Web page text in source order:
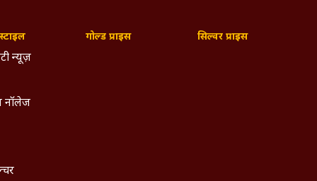
न्यूज़
नॉलेज
गोल्ड प्राइस सिल्वर प्राइस